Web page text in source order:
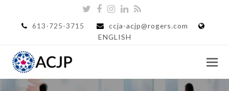
Twitter
Facebook
Instagram
LinkedIn
613-725-3715
ccja-acjp@rogers.com
ENGLISH